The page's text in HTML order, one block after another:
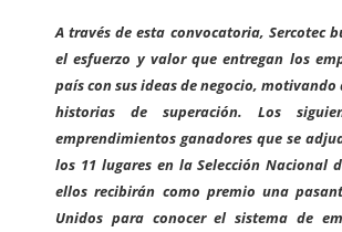
A través de esta convocatoria, Sercotec
el esfuerzo y valor que entregan los
país con sus ideas de negocio, motivando
historias de superación. Los
emprendimientos ganadores que se
los 11 lugares en la Selección Nacional
ellos recibirán como premio una
Unidos para conocer el sistema de